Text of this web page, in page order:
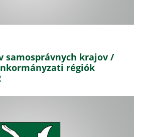
samosprávnych krajov /
régiók